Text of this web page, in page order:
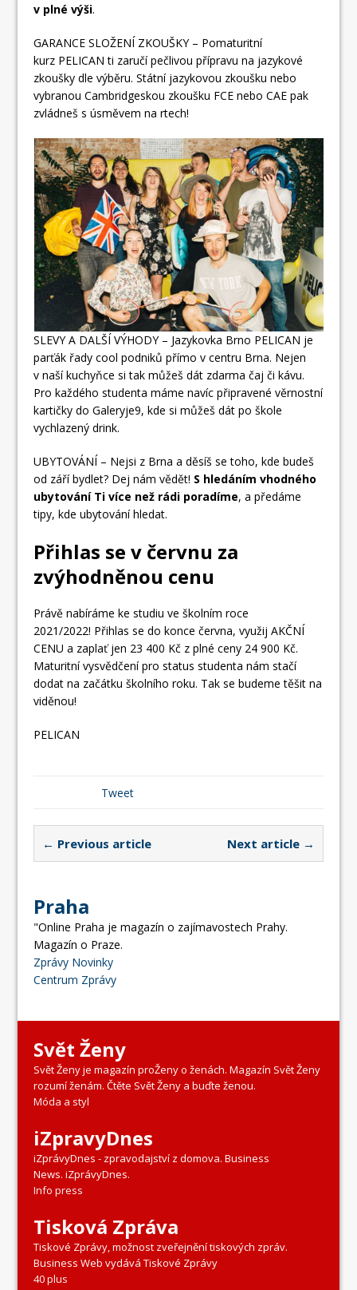
v plné výši.
GARANCE SLOŽENÍ ZKOUŠKY – Pomaturitní
kurz PELICAN ti zaručí pečlivou přípravu na jazykové
zkoušky dle výběru. Státní jazykovou zkoušku nebo
vybranou Cambridgeskou zkoušku FCE nebo CAE pak
zvládneš s úsměvem na rtech!
SLEVY A DALŠÍ VÝHODY – Jazykovka Brno PELICAN je
parťák řady cool podniků přímo v centru Brna. Nejen
v naší kuchyňce si tak můžeš dát zdarma čaj či kávu.
Pro každého studenta máme navíc připravené věrnostní
kartičky do Galeryje9, kde si můžeš dát po škole
vychlazený drink.
UBYTOVÁNÍ – Nejsi z Brna a děsíš se toho, kde budeš
od září bydlet? Dej nám vědět! S hledáním vhodného
ubytování Ti více než rádi poradíme, a předáme
tipy, kde ubytování hledat.
Přihlas se v červnu za
zvýhodněnou cenu
Právě nabíráme ke studiu ve školním roce
2021/2022! Přihlas se do konce června, využij AKČNÍ
CENU a zaplať jen 23 400 Kč z plné ceny 24 900 Kč.
Maturitní vysvědčení pro status studenta nám stačí
dodat na začátku školního roku. Tak se budeme těšit na
viděnou!
PELICAN
Tweet
← Previous article Next article →
Praha
"Online Praha je magazín o zajímavostech Prahy.
Magazín o Praze.
Zprávy Novinky
Centrum Zprávy
Svět Ženy
Svět Ženy je magazín proŽeny o ženách. Magazín Svět Ženy
rozumí ženám. Čtěte Svět Ženy a buďte ženou.
Móda a styl
iZpravyDnes
iZprávyDnes - zpravodajství z domova. Business
News. iZprávyDnes.
Info press
Tisková Zpráva
Tiskové Zprávy, možnost zveřejnění tiskových zpráv.
Business Web vydává Tiskové Zprávy
40 plus